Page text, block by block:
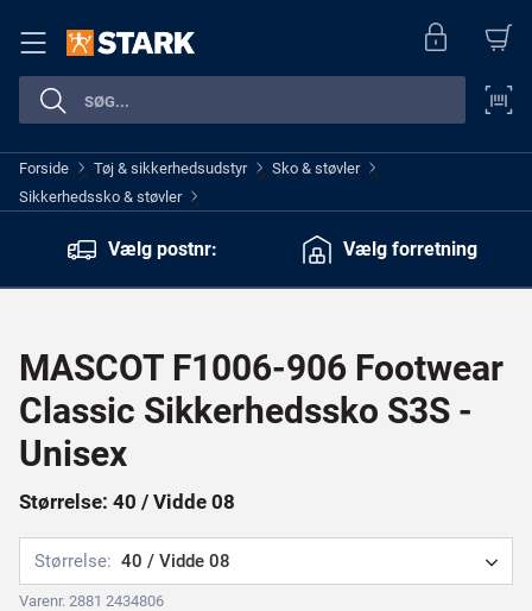
Forside > Tøj & sikkerhedsudstyr > Sko & støvler >
Sikkerhedssko & støvler >
Vælg postnr:
Vælg forretning
MASCOT F1006-906 Footwear
Classic Sikkerhedssko S3S -
Unisex
Størrelse: 40 / Vidde 08
Størrelse: 40 / Vidde 08
Varenr. 2881 2434806